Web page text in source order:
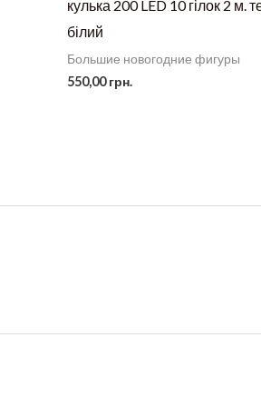
кулька 200 LED 10 гілок 2 м.
білий
Большие новогодние фигуры
550,00грн.